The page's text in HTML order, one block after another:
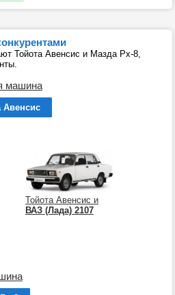
Тойота Авенсис и Мазда Рх-8,
машина
Авенсис
Тойота Авенсис и
ВАЗ (Лада) 2107